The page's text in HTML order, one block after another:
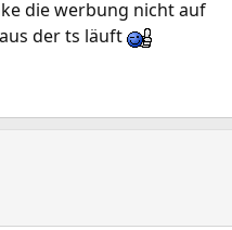
die werbung nicht auf
der ts läuft